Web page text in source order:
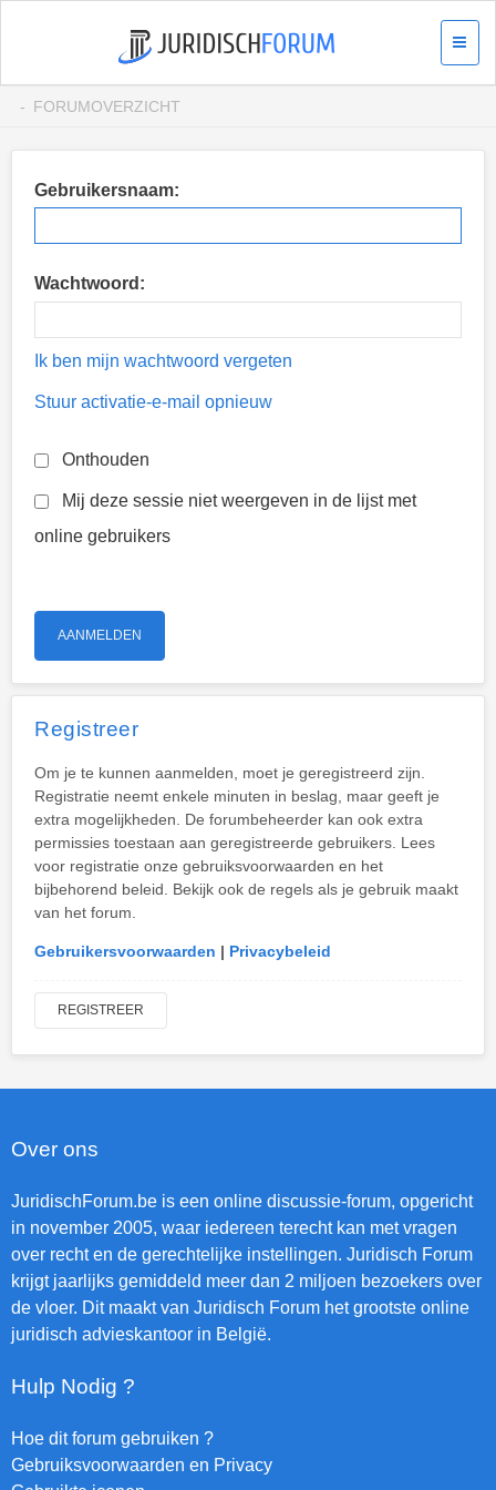
FORUMOVERZICHT
Gebruikersnaam:
Wachtwoord:
Ik ben mijn wachtwoord vergeten
Stuur activatie-e-mail opnieuw
Onthouden
Mij deze sessie niet weergeven in de lijst met
online gebruikers
Registreer
Om je te kunnen aanmelden, moet je geregistreerd zijn.
Registratie neemt enkele minuten in beslag, maar geeft je
extra mogelijkheden. De forumbeheerder kan ook extra
permissies toestaan aan geregistreerde gebruikers. Lees
voor registratie onze gebruiksvoorwaarden en het
bijbehorend beleid. Bekijk ook de regels als je gebruik maakt
van het forum.
Gebruikersvoorwaarden | Privacybeleid
REGISTREER
Over ons
JuridischForum.be is een online discussie-forum, opgericht
in november 2005, waar iedereen terecht kan met vragen
over recht en de gerechtelijke instellingen. Juridisch Forum
krijgt jaarlijks gemiddeld meer dan 2 miljoen bezoekers over
de vloer. Dit maakt van Juridisch Forum het grootste online
juridisch advieskantoor in België.
Hulp Nodig ?
Hoe dit forum gebruiken ?
Gebruiksvoorwaarden en Privacy